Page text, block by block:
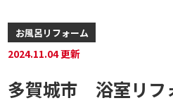
お風呂リフォーム
2024.11.04 更新
多賀城市 浴室リフ